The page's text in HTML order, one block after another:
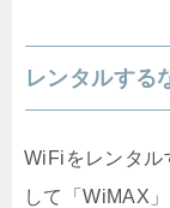
レンタルする
WiFiをレンタル
して「WiMAX